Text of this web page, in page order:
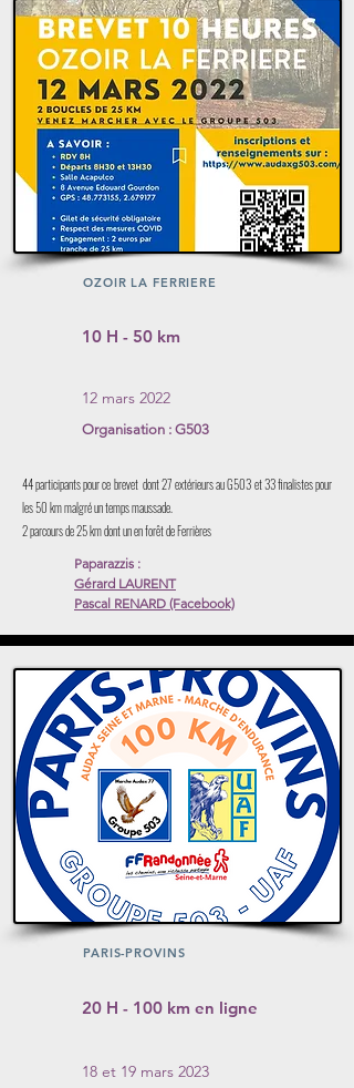
Voir
OZOIR LA FERRIERE
10 H - 50 km
12 mars 2022
Organisation : G503
44 participants pour ce brevet dont 27 extérieurs au G503 et 33 finalistes pour
les 50 km malgré un temps maussade.
2 parcours de 25 km dont un en forêt de Ferrières
Paparazzis :
Gérard LAURENT
Pascal RENARD (Facebook)
Liens sur les noms
Voir
PARIS-PROVINS
20 H - 100 km en ligne
18 et 19 mars 2023